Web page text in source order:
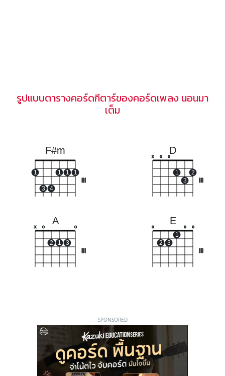
รูปแบบตารางคอร์ดกีตาร์ของคอร์ดเพลง นอนมา
เต็ม
F#m
1
3 4
1 1 1
D
x o o
1
3
2
A
x o
2 1 3
o
E
o
2 3
1
o o
SPONSORED